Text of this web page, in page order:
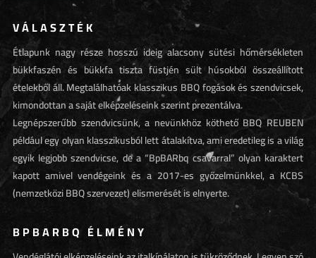
VÁLASZTÉK
Étlapunk nagy része hosszú ideig alacsony sütési hőmérsékleten
bükkfaszén és bükkfa tiszta füstjén sült húsokból összeállított
ételekből áll. Megtalálhatóak klasszikus BBQ fogások és szendvicsek,
kimondottan a saját elképzeléseink szerint prezentálva.
Legnépszerűbb szendvicsünk, a nevünkhöz köthető BBQ REUBEN
például egy olyan klasszikusból lett átalakítva, ami eredetileg is a világ
egyik legjobb szendvicse, de a “BpBARbq csavarral” olyan karaktert
kapott amivel vendégeink és a 2017-es győzelmünkkel, a KCBS
(nemzetközi BBQ szervezet) elismerését is elnyerte.
BPBARBQ ÉLMÉNY